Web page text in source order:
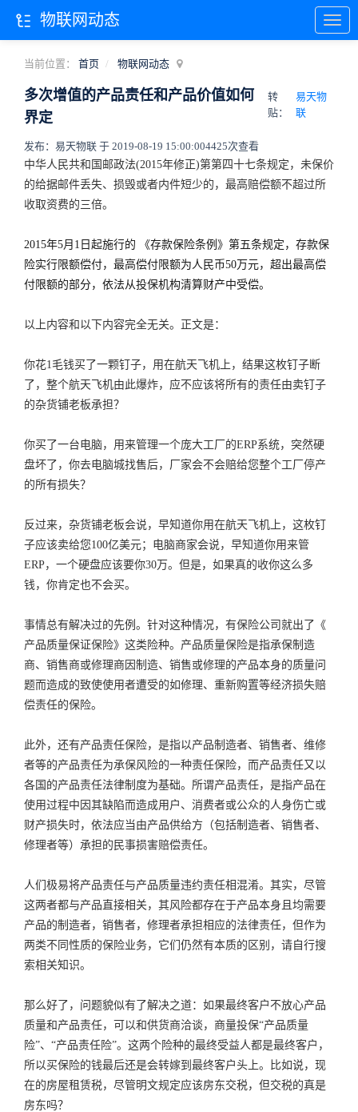
当前位置： 首页 物联网动态
多次增值的产品责任和产品价值如何
界定
转
贴：
易天物
联
发布：易天物联 于 2019-08-19 15:00:004425次查看
中华人民共和国邮政法(2015年修正)第第四十七条规定，未保价
的给据邮件丢失、损毁或者内件短少的，最高赔偿额不超过所
收取资费的三倍。
2015年5月1日起施行的 《存款保险条例》第五条规定，存款保
险实行限额偿付，最高偿付限额为人民币50万元，超出最高偿
付限额的部分，依法从投保机构清算财产中受偿。
以上内容和以下内容完全无关。正文是：
你花1毛钱买了一颗钉子，用在航天飞机上，结果这枚钉子断
了，整个航天飞机由此爆炸，应不应该将所有的责任由卖钉子
的杂货铺老板承担？
你买了一台电脑，用来管理一个庞大工厂的ERP系统，突然硬
盘坏了，你去电脑城找售后，厂家会不会赔给您整个工厂停产
的所有损失？
反过来，杂货铺老板会说，早知道你用在航天飞机上，这枚钉
子应该卖给您100亿美元；电脑商家会说，早知道你用来管
ERP，一个硬盘应该要你30万。但是，如果真的收你这么多
钱，你肯定也不会买。
事情总有解决过的先例。针对这种情况，有保险公司就出了《
产品质量保证保险》这类险种。产品质量保险是指承保制造
商、销售商或修理商因制造、销售或修理的产品本身的质量问
题而造成的致使使用者遭受的如修理、重新购置等经济损失赔
偿责任的保险。
此外，还有产品责任保险，是指以产品制造者、销售者、维修
者等的产品责任为承保风险的一种责任保险，而产品责任又以
各国的产品责任法律制度为基础。所谓产品责任，是指产品在
使用过程中因其缺陷而造成用户、消费者或公众的人身伤亡或
财产损失时，依法应当由产品供给方（包括制造者、销售者、
修理者等）承担的民事损害赔偿责任。
人们极易将产品责任与产品质量违约责任相混淆。其实，尽管
这两者都与产品直接相关，其风险都存在于产品本身且均需要
产品的制造者，销售者，修理者承担相应的法律责任，但作为
两类不同性质的保险业务，它们仍然有本质的区别，请自行搜
索相关知识。
那么好了，问题貌似有了解决之道：如果最终客户不放心产品
质量和产品责任，可以和供货商洽谈，商量投保“产品质量
险”、“产品责任险”。这两个险种的最终受益人都是最终客户，
所以买保险的钱最后还是会转嫁到最终客户头上。比如说，现
在的房屋租赁税，尽管明文规定应该房东交税，但交税的真是
房东吗？
物联网动态